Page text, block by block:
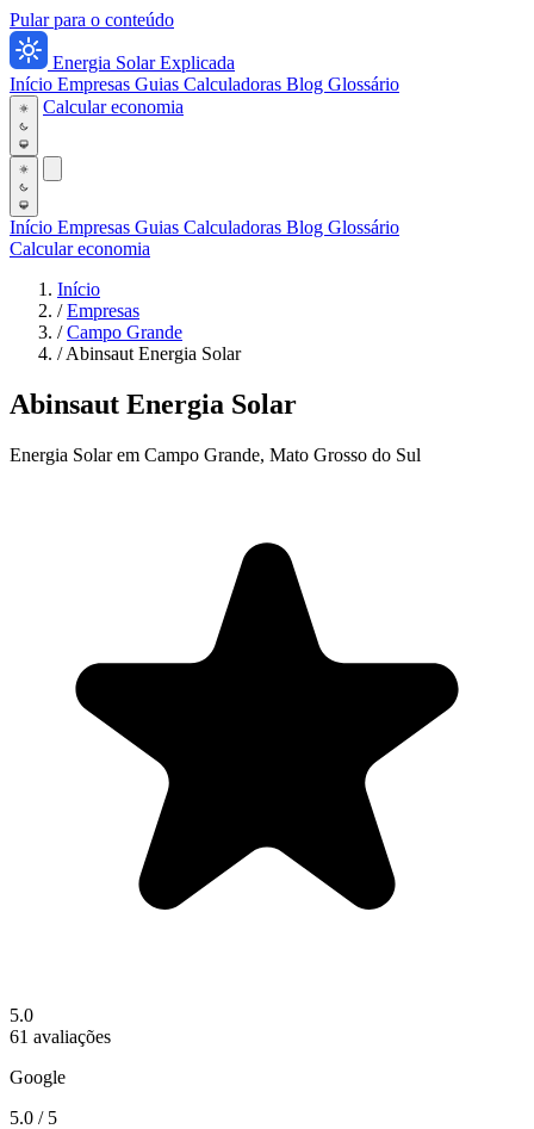
Pular para o conteúdo
Energia Solar Explicada
Início Empresas Guias Calculadoras Blog Glossário
Calcular economia
Início Empresas Guias Calculadoras Blog Glossário
Calcular economia
Início
/ Empresas
/ Campo Grande
/ Abinsaut Energia Solar
Abinsaut Energia Solar
Energia Solar em Campo Grande, Mato Grosso do Sul
5.0
61 avaliações
Google
5.0 / 5